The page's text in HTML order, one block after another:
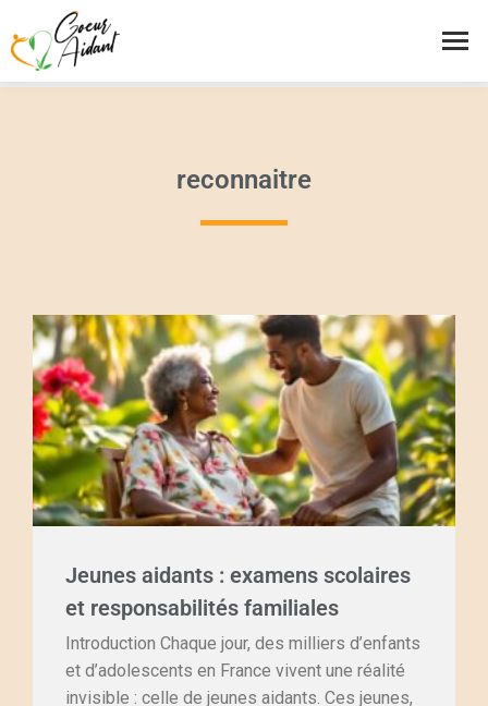
reconnaitre
Jeunes aidants : examens scolaires
et responsabilités familiales
Introduction Chaque jour, des milliers d’enfants
et d’adolescents en France vivent une réalité
invisible : celle de jeunes aidants. Ces jeunes,